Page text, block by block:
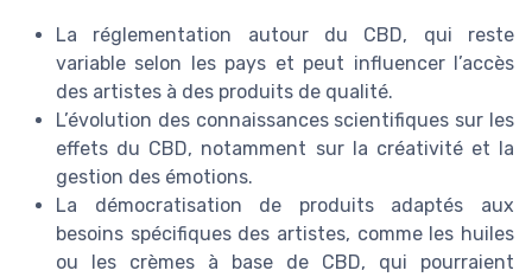
La réglementation autour du CBD, qui reste
variable selon les pays et peut influencer l’accès
des artistes à des produits de qualité.
L’évolution des connaissances scientifiques sur les
effets du CBD, notamment sur la créativité et la
gestion des émotions.
La démocratisation de produits adaptés aux
besoins spécifiques des artistes, comme les huiles
ou les crèmes à base de CBD, qui pourraient